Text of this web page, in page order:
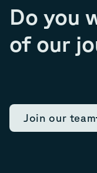
Do you
of our
Join our team